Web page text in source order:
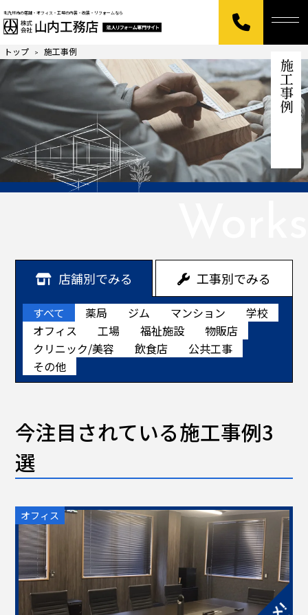
北九州市の店舗・オフィス・工場の内装・改装・リフォームなら
施工事例
トップ > 施工事例
店舗別でみる
すべて 薬局 ジム マンション
学校
オフィス
工場 福祉施設
物販店
クリニック/美容
飲食店
公共工事
その他
工事別でみる
今注目されている施工事例3
選
オフィス